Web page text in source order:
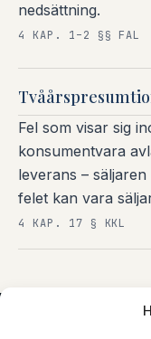
nedsättning.
4 KAP. 1–2 §§ FAL
Fel som visar sig
konsumentvara
leverans –
felet kan vara
4 KAP. 17 § KKL